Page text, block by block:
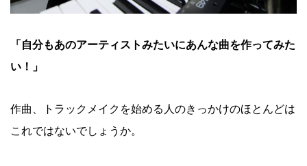
「自分もあのアーティストみたいにあんな曲を作ってみた
い！」
作曲、トラックメイクを始める人のきっかけのほとんどは
これではないでしょうか。